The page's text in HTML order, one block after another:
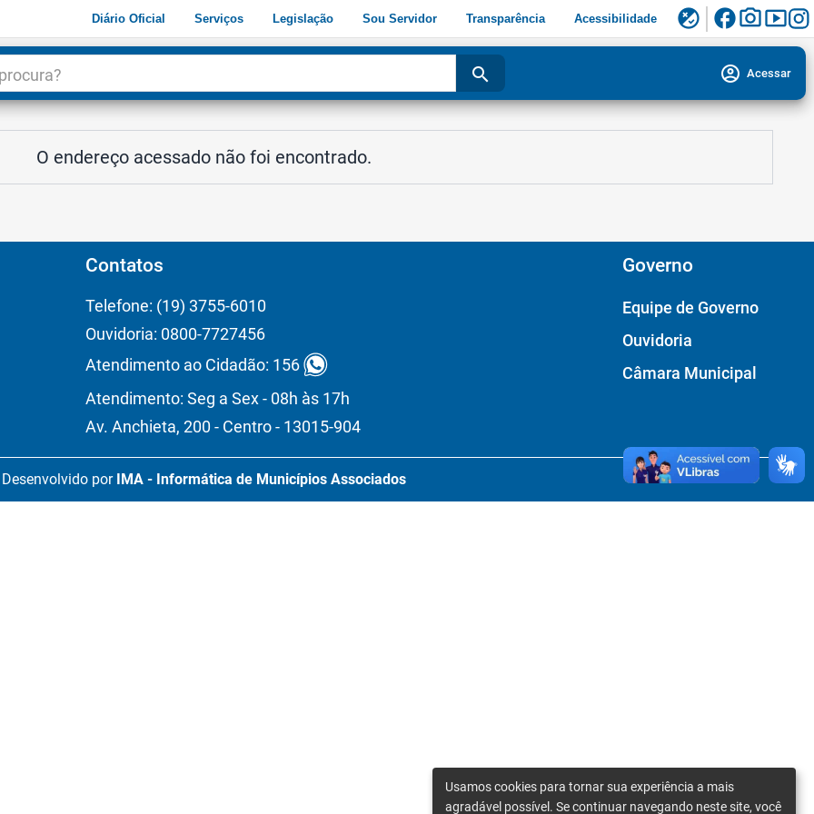
Diário Oficial Serviços Legislação Sou Servidor Transparência Acessibilidade flaky facebookphoto_camerasmart_display
search account_circle Acessar
O endereço acessado não foi encontrado.
Contatos
Telefone: (19) 3755-6010
Ouvidoria: 0800-7727456
Atendimento ao Cidadão: 156
Atendimento: Seg a Sex - 08h às 17h
Av. Anchieta, 200 - Centro - 13015-904
Governo
Equipe de Governo
Ouvidoria
Câmara Municipal
Desenvolvido por IMA - Informática de Municípios Associados
Usamos cookies para tornar sua experiência a mais
agradável possível. Se continuar navegando neste site, você